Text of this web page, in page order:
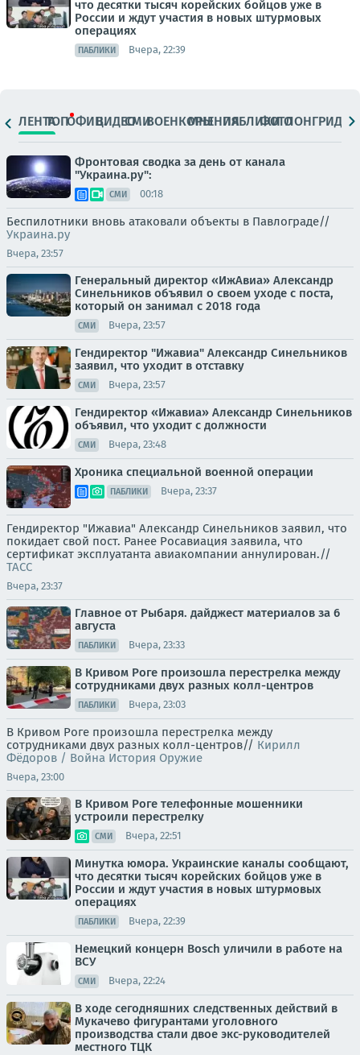
что десятки тысяч корейских бойцов уже в
России и ждут участия в новых штурмовых
операциях
ПАБЛИКИ Вчера, 22:39
ЛЕНТАТОПОФИЦ.ВИДЕОСМИВОЕНКОРЫМНЕНИЯПАБЛИКИ
ФОТОЛОНГРИДЫ
Фронтовая сводка за день от канала
"Украина.ру":
СМИ 00:18
Беспилотники вновь атаковали объекты в Павлограде//
Украина.ру
Вчера, 23:57
Генеральный директор «ИжАвиа» Александр
Синельников объявил о своем уходе с поста,
который он занимал с 2018 года
СМИ Вчера, 23:57
Гендиректор "Ижавиа" Александр Синельников
заявил, что уходит в отставку
СМИ Вчера, 23:57
Гендиректор «Ижавиа» Александр Синельников
объявил, что уходит с должности
СМИ Вчера, 23:48
Хроника специальной военной операции
ПАБЛИКИ Вчера, 23:37
Гендиректор "Ижавиа" Александр Синельников заявил, что
покидает свой пост. Ранее Росавиация заявила, что
сертификат эксплуатанта авиакомпании аннулирован.//
ТАСС
Вчера, 23:37
Главное от Рыбаря. дайджест материалов за 6
августа
ПАБЛИКИ Вчера, 23:33
В Кривом Роге произошла перестрелка между
сотрудниками двух разных колл-центров
ПАБЛИКИ Вчера, 23:03
В Кривом Роге произошла перестрелка между
сотрудниками двух разных колл-центров// Кирилл
Фёдоров / Война История Оружие
Вчера, 23:00
В Кривом Роге телефонные мошенники
устроили перестрелку
СМИ Вчера, 22:51
Минутка юмора. Украинские каналы сообщают,
что десятки тысяч корейских бойцов уже в
России и ждут участия в новых штурмовых
операциях
ПАБЛИКИ Вчера, 22:39
Немецкий концерн Bosch уличили в работе на
ВСУ
СМИ Вчера, 22:24
В ходе сегодняшних следственных действий в
Мукачево фигурантами уголовного
производства стали двое экс-руководителей
местного ТЦК